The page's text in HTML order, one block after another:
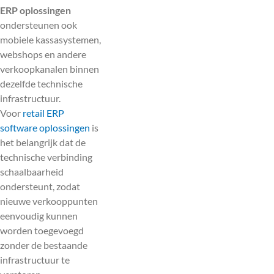
ERP oplossingen
ondersteunen ook
mobiele kassasystemen,
webshops en andere
verkoopkanalen binnen
dezelfde technische
infrastructuur.
Voor retail ERP
software oplossingen is
het belangrijk dat de
technische verbinding
schaalbaarheid
ondersteunt, zodat
nieuwe verkooppunten
eenvoudig kunnen
worden toegevoegd
zonder de bestaande
infrastructuur te